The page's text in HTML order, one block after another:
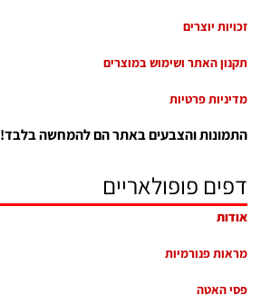
זכויות יוצרים
תקנון האתר ושימוש במוצרים
מדיניות פרטיות
התמונות והצבעים באתר הם להמחשה בלבד!
דפים פופולאריים
אודות
מראות פנורמיות
פסי האטה